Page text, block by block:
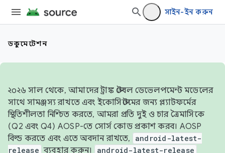
সাইন-ইন করুন
ডকুমেন্টেশন
২০২৬ সাল থেকে, আমাদের ট্রাঙ্ক স্টেবল ডেভেলপমেন্ট মডেলের
সাথে সামঞ্জস্য রাখতে এবং ইকোসিস্টেমের জন্য প্ল্যাটফর্মের
স্থিতিশীলতা নিশ্চিত করতে, আমরা প্রতি দুই ও চার ত্রৈমাসিকে
(Q2 এবং Q4) AOSP-তে সোর্স কোড প্রকাশ করব। AOSP
বিল্ড করতে এবং এতে অবদান রাখতে,
android-latest-
release ব্যবহার করুন। android-latest-release